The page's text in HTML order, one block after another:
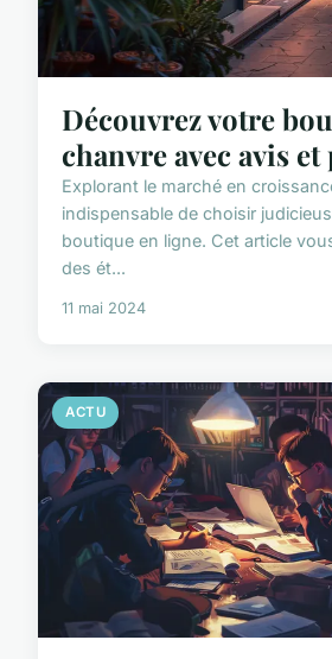
Découvrez votre
chanvre avec avis
Explorant le marché en
indispensable de choisir
boutique en ligne. Cet article
des ét...
11 mai 2024
ACTU